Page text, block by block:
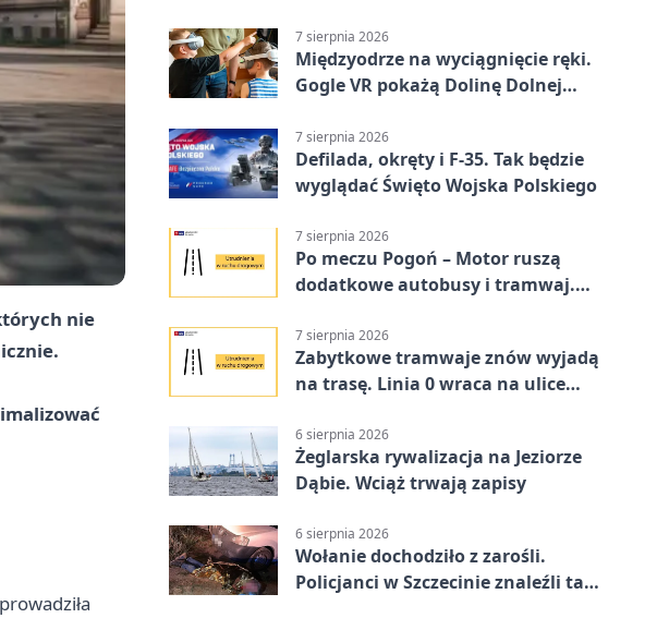
nie
7 sierpnia 2026
Międzyodrze na wyciągnięcie ręki.
Gogle VR pokażą Dolinę Dolnej
7 sierpnia 2026
Defilada, okręty i F-35. Tak będzie
wyglądać Święto Wojska Polskiego
7 sierpnia 2026
Po meczu Pogoń – Motor ruszą
dodatkowe autobusy i tramwaj.
7 sierpnia 2026
Zabytkowe tramwaje znów wyjadą
na trasę. Linia 0 wraca na ulice
6 sierpnia 2026
Żeglarska rywalizacja na Jeziorze
Dąbie. Wciąż trwają zapisy
6 sierpnia 2026
Wołanie dochodziło z zarośli.
Policjanci w Szczecinie znaleźli tam